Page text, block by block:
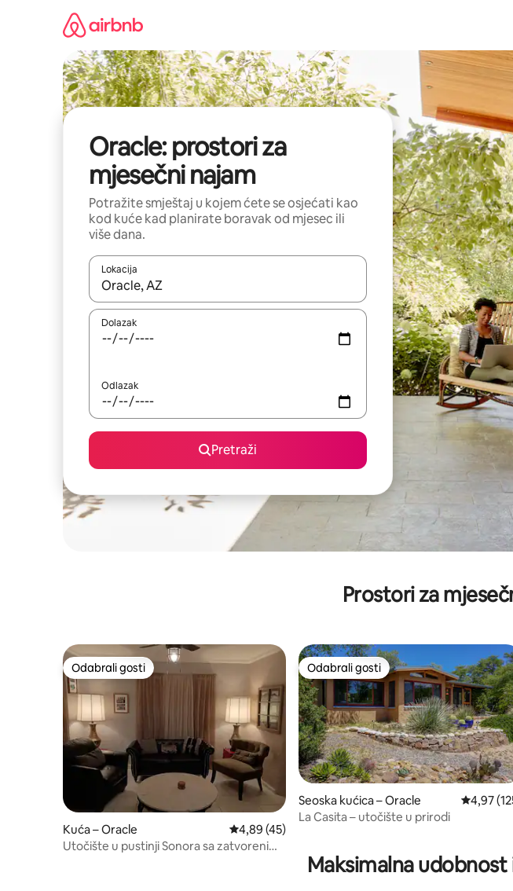
Oracle: prostori za
mjesečni najam
Potražite smještaj u kojem ćete se osjećati kao
kod kuće kad planirate boravak od mjesec ili
više dana.
Lokacija
Kada budu dostupni rezultati, moći ćete ih pregledati koristeći se strelicama
Dolazak
Odlazak
Pretraži
Prostori za
Odabrali gosti
Odabrali gosti
Kuća – Oracle Prosječna ocjena: 4,89/5, recenzija: 45
4,89 (45)
Utočište u pustinji Sonora sa zatvorenim
Odabrali gosti
Odabrali gosti
Seoska kućica – Oracle
4,97
La Casita – utočište u prirodi
Maksimalna